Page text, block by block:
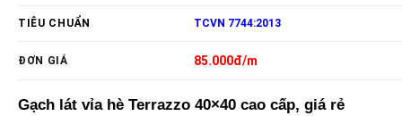
TIÊU CHUẨN TCVN 7744:2013
ĐƠN GIÁ 85.000đ/m
Gạch lát vỉa hè Terrazzo 40×40 cao cấp, giá rẻ